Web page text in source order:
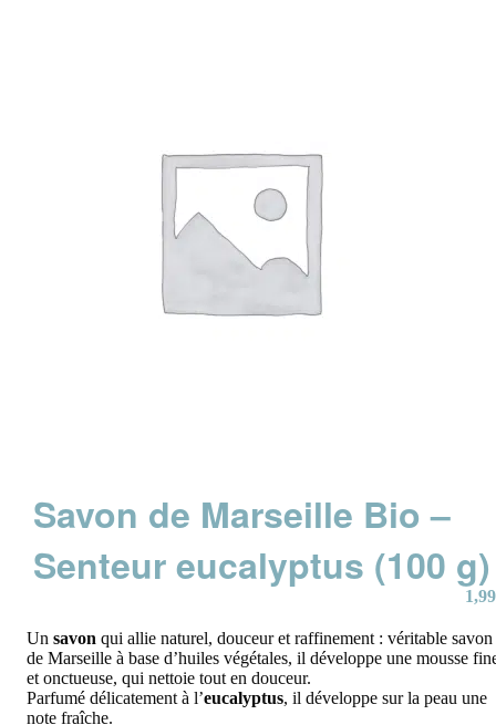
Savon de Marseille Bio –
Senteur eucalyptus (100 g)
1,99
Un savon qui allie naturel, douceur et raffinement : véritable savon
de Marseille à base d’huiles végétales, il développe une mousse
et onctueuse, qui nettoie tout en douceur.
Parfumé délicatement à l’eucalyptus, il développe sur la peau une
note fraîche.